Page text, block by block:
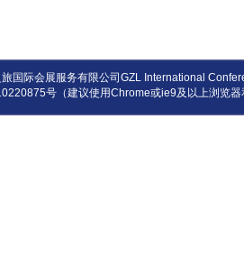
国际会展服务有限公司GZL International
号 （建议使用Chrome或ie9及以上浏览